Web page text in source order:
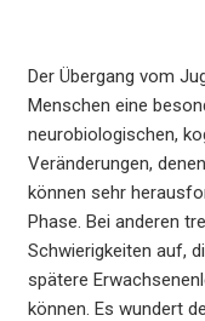
Der Übergang vom
Menschen eine
neurobiologischen,
Veränderungen,
können sehr
Phase. Bei anderen
Schwierigkeiten auf,
spätere
können. Es wundert